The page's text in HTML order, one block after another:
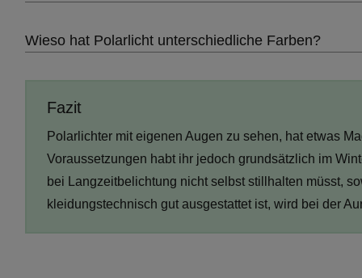
Wieso hat Polarlicht unterschiedliche Farben?
Fazit
Polarlichter mit eigenen Augen zu sehen, hat etwas
Voraussetzungen habt ihr jedoch grundsätzlich im
bei Langzeitbelichtung nicht selbst stillhalten müsst,
kleidungstechnisch gut ausgestattet ist, wird bei der